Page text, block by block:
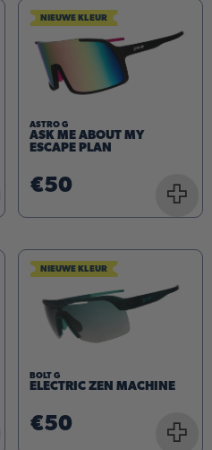
NIEUWE KLEUR
ASTRO G
ASK ME ABOUT MY
ESCAPE PLAN
€50 +
NIEUWE KLEUR
BOLT G
ELECTRIC ZEN MACHINE
€50 +